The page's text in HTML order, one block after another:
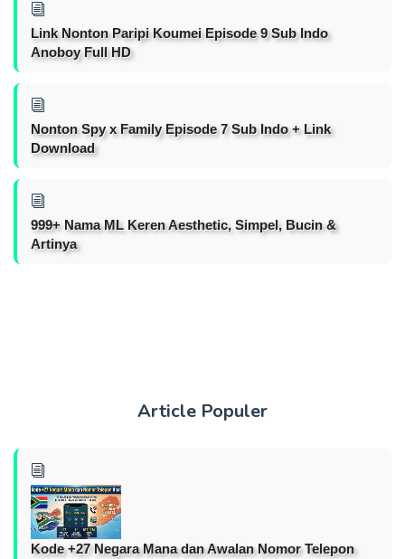
Link Nonton Paripi Koumei Episode 9 Sub Indo
Anoboy Full HD
Nonton Spy x Family Episode 7 Sub Indo + Link
Download
999+ Nama ML Keren Aesthetic, Simpel, Bucin &
Artinya
Article Populer
Kode +27 Negara Mana dan Awalan Nomor Telepon